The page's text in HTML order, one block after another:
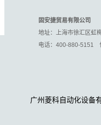
固安捷贸易有限公司
地址：上海市徐汇区虹
电话：400-880-5151
广州菱科自动化设备